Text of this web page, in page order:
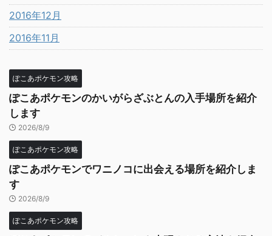
2016年12月
2016年11月
ぽこあポケモン攻略
ぽこあポケモンのかいがらざぶとんの入手場所を紹介
します
2026/8/9
ぽこあポケモン攻略
ぽこあポケモンでワニノコに出会える場所を紹介しま
す
2026/8/9
ぽこあポケモン攻略